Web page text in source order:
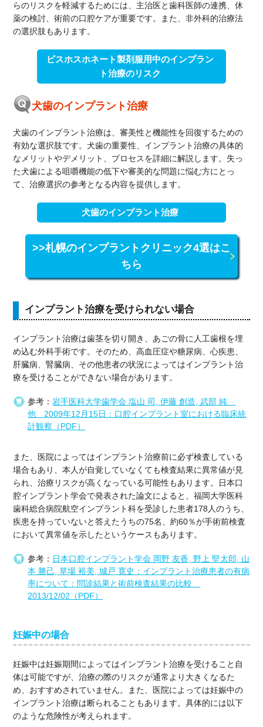
らのリスクを軽減するためには、主治医と歯科医師の連携、休
薬の検討、術前の口腔ケアが重要です。また、非外科的治療法
の選択肢もあります。
ビスホスホネート製剤服用中のインプラン
ト治療のリスク
犬歯のインプラント治療
犬歯のインプラント治療は、審美性と機能性を回復するための
有効な選択肢です。犬歯の重要性、インプラント治療の具体的
なメリットやデメリット、プロセスを詳細に解説します。失っ
た犬歯による咀嚼機能の低下や審美的な問題に悩む方にとっ
て、治療選択の参考となる内容を提供します。
犬歯のインプラント治療
>>札幌のインプラントクリニック4選はこ
ちら
インプラント治療を受けられない場合
インプラント治療は歯茎を切り開き、あごの骨に人工歯根を埋
め込む外科手術です。そのため、高血圧症や糖尿病、心疾患、
肝臓病、腎臓病、その他患者の状況によってはインプラント治
療を受けることができない場合があります。
参考：岩手医科大学歯学会 塩山 司, 伊藤 創造, 武部 純
他 2009年12月15日：口腔インプラント室における臨床統
計観察（PDF）
また、医院によってはインプラント治療前に必ず検査している
場合もあり、本人が自覚していなくても検査結果に異常値が見
られ、治療リスクが高くなっている可能性もあります。日本口
腔インプラント学会で発表された論文によると、福岡大学医科
歯科総合病院航空インプラント科を受診した患者178人のうち、
疾患を持っていないと答えたうちの75名、約60％が手術前検査
において異常値を示したというケースもあります。
参考： 日本口腔インプラント学会 岡野 友香, 野上 堅太郎, 山
本 勝己, 草場 裕美, 城戸 寛史：インプラント治療患者の有病
率について：問診結果と術前検査結果の比較
2013/12/02（PDF）
妊娠中の場合
妊娠中は妊娠期間によってはインプラント治療を受けること自
体は可能ですが、治療の際のリスクが通常より大きくなるた
め、おすすめされていません。また、医院によっては妊娠中の
インプラント治療は断られることもあります。具体的には以下
のような危険性が考えられます。